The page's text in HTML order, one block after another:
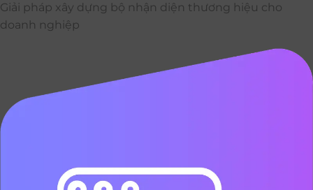
Giải pháp xây dựng bộ nhận diện thương hiệu cho
doanh nghiệp